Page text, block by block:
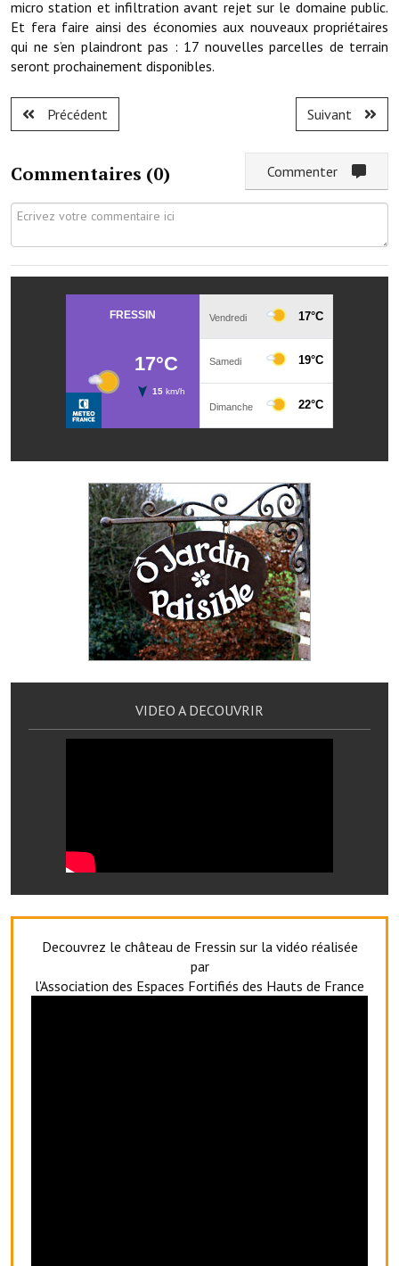
Services publics communaux
Démarches administratives
Biens à louer
Bibliothèque
Commerces et professions libérales
Exploitants agricoles
Artisans
Réserver une salle
Salle Georges Delépine
Maison des services et des associations fressinoises
VILLE ACTIVE
Village culturel
La troupe théâtrale de l'Avenir Fressinois
Le club de l'amitié
Le comité des fêtes
micro station et infiltration avant rejet sur le domaine public.
Et fera faire ainsi des économies aux nouveaux propriétaires
qui ne s’en plaindront pas : 17 nouvelles parcelles de terrain
seront prochainement disponibles.
Précédent Suivant
Commentaires (0)
VIDEO A DECOUVRIR
Decouvrez le château de Fressin sur la vidéo réalisée
par
l'Association des Espaces Fortifiés des Hauts de France